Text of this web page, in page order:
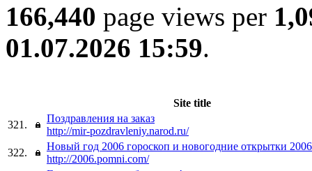
166,440 page views per
01.07.2026 15:59.
Site title
321.
Поздравления на заказ
http://mir-pozdravleniy.narod.ru/
322.
Новый год 2006 гороскоп и новогодние открытки 2006
http://2006.pomni.com/